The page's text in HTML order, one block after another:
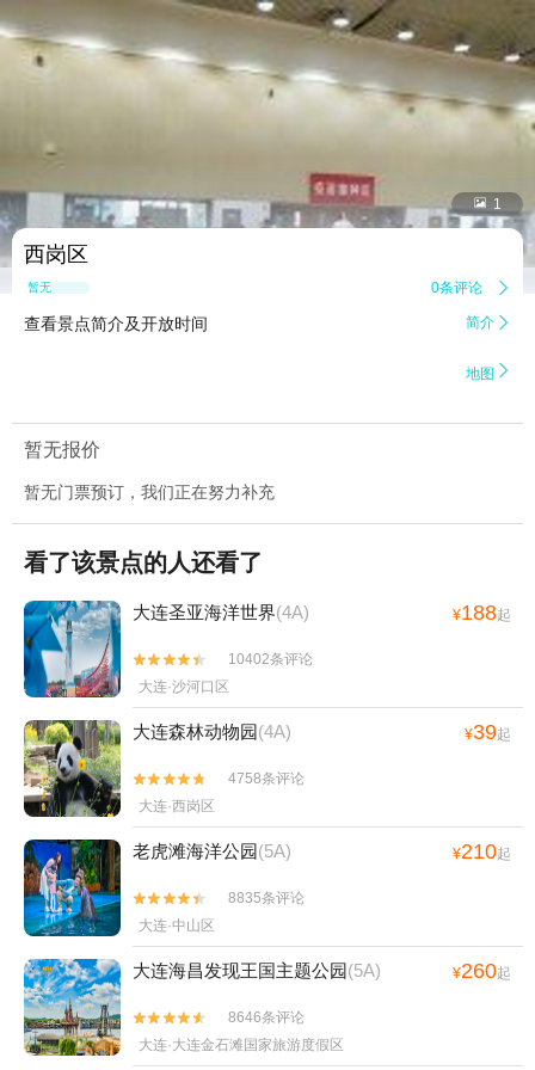
 1
西岗区
暂无点评 0条评论 
查看景点简介及开放时间 简介 
地图 
暂无报价
暂无门票预订，我们正在努力补充
看了该景点的人还看了
大连圣亚海洋世界(4A) ¥188起


10402条评论
大连·沙河口区
大连森林动物园(4A) ¥39起


4758条评论
大连·西岗区
老虎滩海洋公园(5A) ¥210起


8835条评论
大连·中山区
大连海昌发现王国主题公园(5A) ¥260起


8646条评论
大连·大连金石滩国家旅游度假区
